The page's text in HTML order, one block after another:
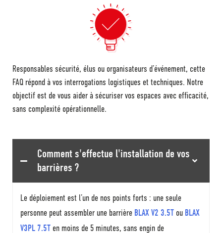
Responsables sécurité, élus ou organisateurs d’événement, cette
FAQ répond à vos interrogations logistiques et techniques. Notre
objectif est de vous aider à sécuriser vos espaces avec efficacité,
sans complexité opérationnelle.
Comment s'effectue l'installation de vos
barrières ?
Le déploiement est l’un de nos points forts : une seule
personne peut assembler une barrière BLAX V2 3.5T ou BLAX
V3PL 7.5T en moins de 5 minutes, sans engin de